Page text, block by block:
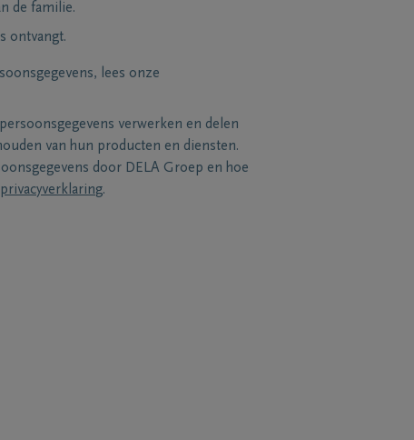
de familie.
ontvangt.
lees onze
verwerken en delen
van hun producten en diensten.
door DELA Groep en hoe
privacyverklaring.